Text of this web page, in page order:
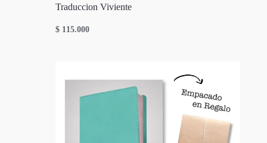
Traduccion Viviente
$ 115.000